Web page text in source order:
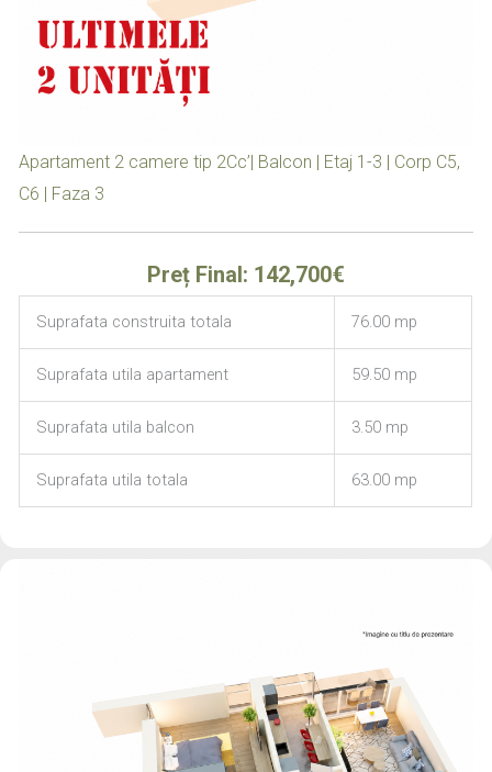
Apartament 2 camere tip 2Cc’| Balcon | Etaj 1-3 | Corp C5,
C6 | Faza 3
Preț Final: 142,700€
Suprafata construita totala 76.00 mp
Suprafata utila apartament 59.50 mp
Suprafata utila balcon 3.50 mp
Suprafata utila totala 63.00 mp